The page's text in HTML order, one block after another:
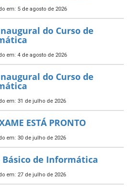
em: 5 de agosto de 2026
do Curso de
em: 4 de agosto de 2026
do Curso de
em: 31 de julho de 2026
ESTÁ PRONTO
em: 30 de julho de 2026
Básico de Informática
em: 27 de julho de 2026